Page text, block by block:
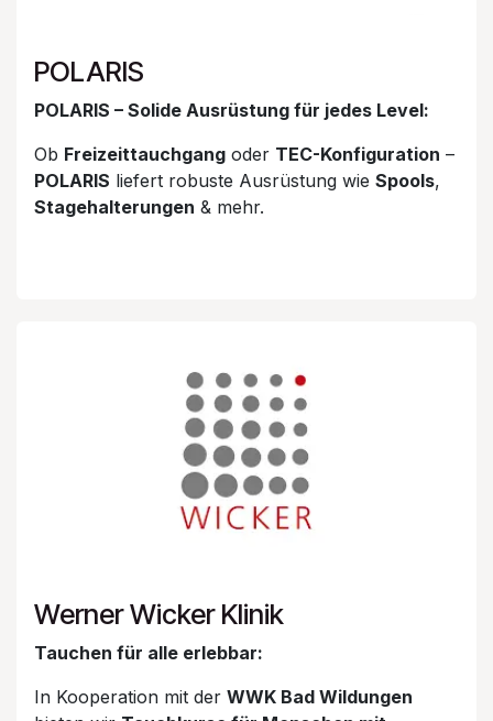
POLARIS
POLARIS – Solide Ausrüstung für jedes Level:
Ob Freizeittauchgang oder TEC-Konfiguration –
POLARIS liefert robuste Ausrüstung wie Spools,
Stagehalterungen & mehr.
Werner Wicker Klinik
Tauchen für alle erlebbar:
In Kooperation mit der WWK Bad Wildungen